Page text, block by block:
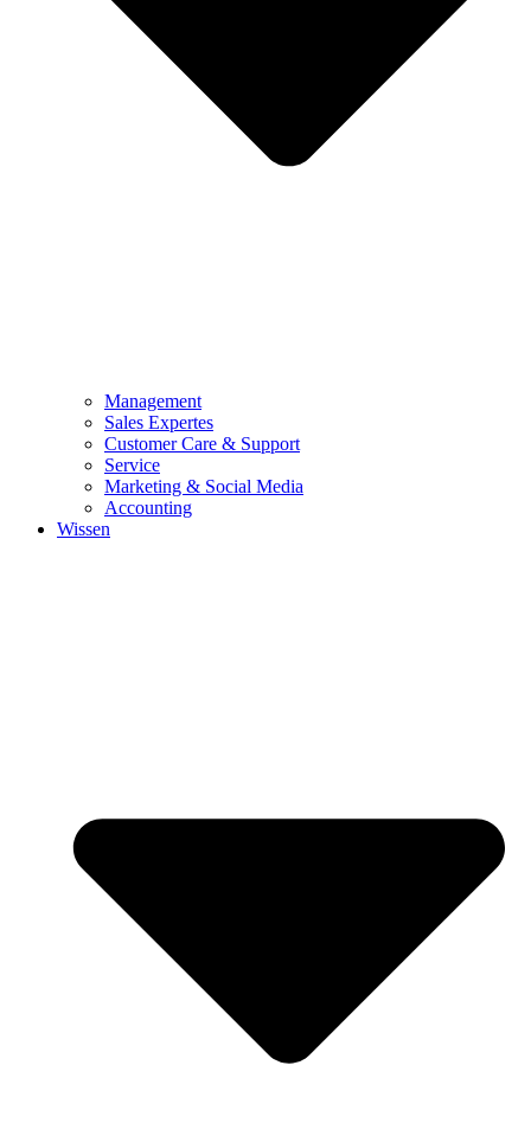
Management
Sales Expertes
Customer Care & Support
Service
Marketing & Social Media
Accounting
Wissen